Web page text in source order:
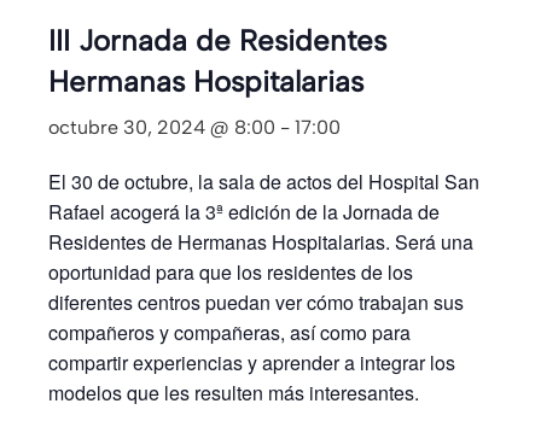
III Jornada de Residentes
Hermanas Hospitalarias
octubre 30, 2024 @ 8:00 - 17:00
El 30 de octubre, la sala de actos del Hospital San
Rafael acogerá la 3ª edición de la Jornada de
Residentes de Hermanas Hospitalarias. Será una
oportunidad para que los residentes de los
diferentes centros puedan ver cómo trabajan sus
compañeros y compañeras, así como para
compartir experiencias y aprender a integrar los
modelos que les resulten más interesantes.